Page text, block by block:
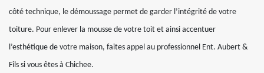
côté technique, le démoussage permet de garder l’intégrité de votre
toiture. Pour enlever la mousse de votre toit et ainsi accentuer
l’esthétique de votre maison, faites appel au professionnel Ent. Aubert &
Fils si vous êtes à Chichee.